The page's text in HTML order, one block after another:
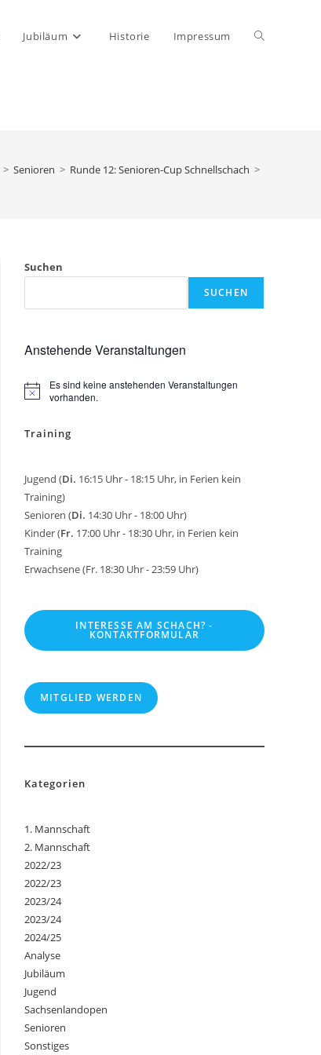
Jubiläum Historie Impressum Website-
> Senioren > Runde 12: Senioren-Cup Schnellschach >
Suchen
SUCHEN
Anstehende Veranstaltungen
H
w
Es sind keine anstehenden Veranstaltungen
vorhanden.
Training
Jugend (Di. 16:15 Uhr - 18:15 Uhr, in Ferien kein
Training)
Senioren (Di. 14:30 Uhr - 18:00 Uhr)
Kinder (Fr. 17:00 Uhr - 18:30 Uhr, in Ferien kein
Training
Erwachsene (Fr. 18:30 Uhr - 23:59 Uhr)
INTERESSE AM SCHACH? -
KONTAKTFORMULAR
MITGLIED WERDEN
Kategorien
1. Mannschaft
2. Mannschaft
2022/23
2022/23
2023/24
2023/24
2024/25
Analyse
Jubiläum
Jugend
Sachsenlandopen
Senioren
Sonstiges